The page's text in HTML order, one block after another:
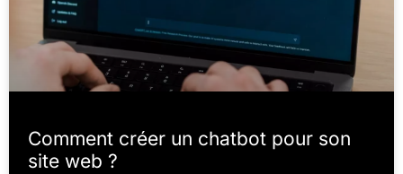
Comment créer un chatbot pour son
site web ?